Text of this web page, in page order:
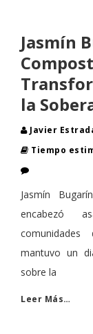
Jasmín
la
Javier
Tiempo
Jasmín
encabezó
mantuvo un
sobre la
Leer Más…